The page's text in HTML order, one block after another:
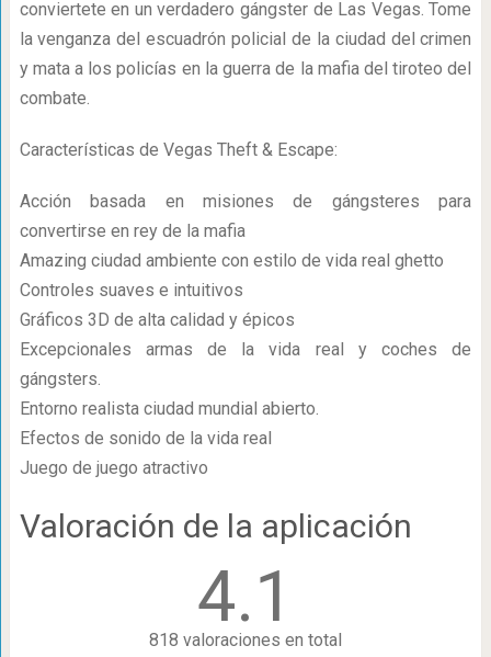
conviertete en un verdadero gángster de Las Vegas. Tome
la venganza del escuadrón policial de la ciudad del crimen
y mata a los policías en la guerra de la mafia del tiroteo del
combate.
Características de Vegas Theft & Escape:
Acción basada en misiones de gángsteres para
convertirse en rey de la mafia
Amazing ciudad ambiente con estilo de vida real ghetto
Controles suaves e intuitivos
Gráficos 3D de alta calidad y épicos
Excepcionales armas de la vida real y coches de
gángsters.
Entorno realista ciudad mundial abierto.
Efectos de sonido de la vida real
Juego de juego atractivo
Valoración de la aplicación
4.1
818 valoraciones en total